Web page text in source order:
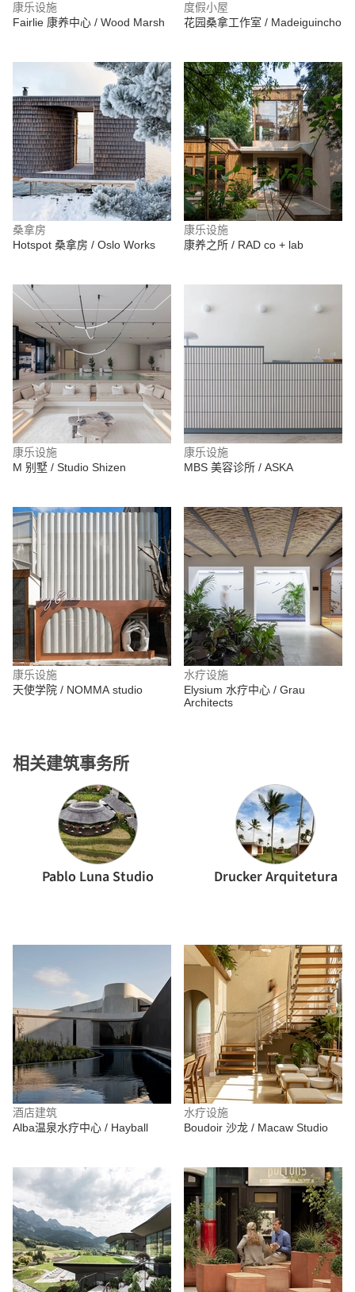
康乐设施
Fairlie 康养中心 / Wood Marsh
度假小屋
花园桑拿工作室 / Madeiguincho
桑拿房
Hotspot 桑拿房 / Oslo Works
康乐设施
康养之所 / RAD co + lab
康乐设施
M 别墅 / Studio Shizen
康乐设施
MBS 美容诊所 / ASKA
康乐设施
天使学院 / NOMMA studio
相关建筑事务所
Pablo Luna Studio Drucker Arquitetura
水疗设施
Elysium 水疗中心 / Grau
Architects
酒店建筑
Alba温泉水疗中心 / Hayball
水疗设施
Boudoir 沙龙 / Macaw Studio